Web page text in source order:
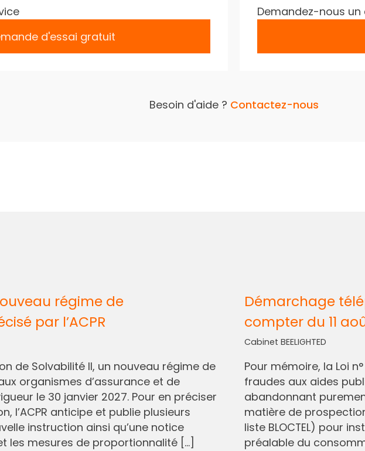
d'essai gratuit
Demandez-nous un
Besoin d'aide ? Contactez-nous
régime de
par l’ACPR
de Solvabilité II, un nouveau régime de
organismes d’assurance et de
le 30 janvier 2027. Pour en préciser
l’ACPR anticipe et publie plusieurs
instruction ainsi qu’une notice
les mesures de proportionnalité […]
Démarchage
compter du 11
Cabinet BEELIGHTED
Pour mémoire, la Loi
fraudes aux aides
abandonnant
matière de
liste BLOCTEL) pour
préalable du